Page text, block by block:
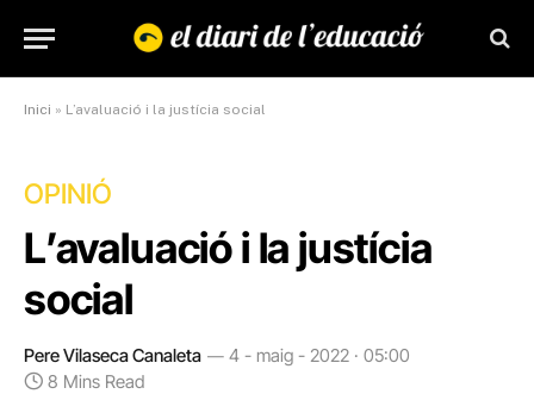
Inici » L’avaluació i la justícia social
OPINIÓ
L’avaluació i la justícia
social
Pere Vilaseca Canaleta
4 - maig - 2022 · 05:00
8 Mins Read